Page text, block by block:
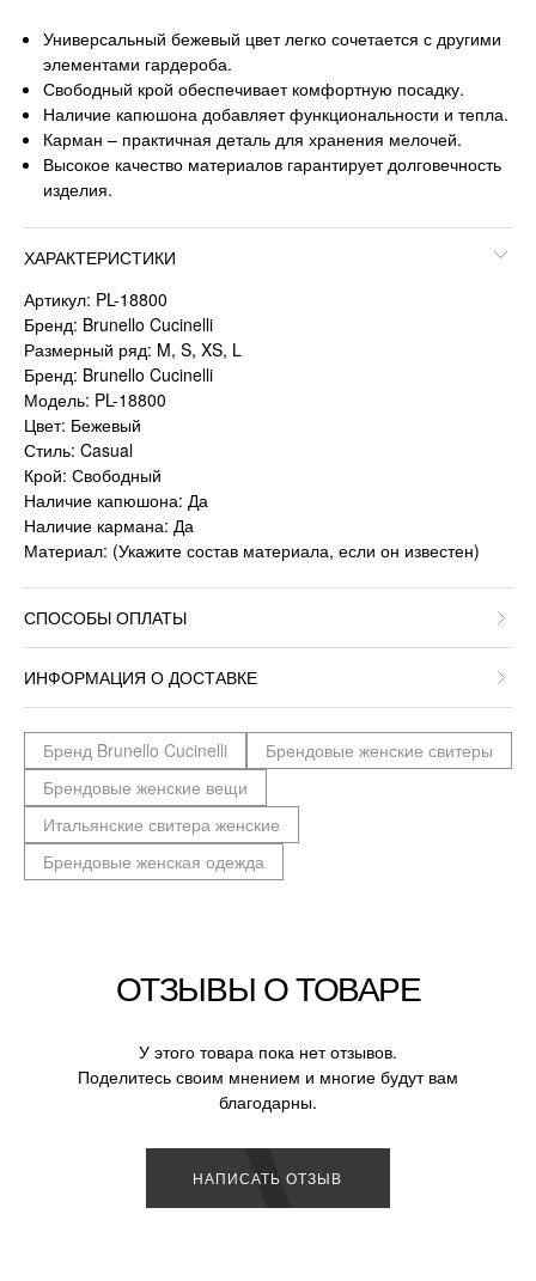
Универсальный бежевый цвет легко сочетается с другими
элементами гардероба.
Свободный крой обеспечивает комфортную посадку.
Наличие капюшона добавляет функциональности и тепла.
Карман – практичная деталь для хранения мелочей.
Высокое качество материалов гарантирует долговечность
изделия.
ХАРАКТЕРИСТИКИ
Артикул: PL-18800
Бренд: Brunello Cucinelli
Размерный ряд: M, S, XS, L
Бренд: Brunello Cucinelli
Модель: PL-18800
Цвет: Бежевый
Стиль: Casual
Крой: Свободный
Наличие капюшона: Да
Наличие кармана: Да
Материал: (Укажите состав материала, если он известен)
СПОСОБЫ ОПЛАТЫ
ИНФОРМАЦИЯ О ДОСТАВКЕ
Бренд Brunello Cucinelli
Брендовые женские свитеры
Брендовые женские вещи
Итальянские свитера женские
Брендовые женская одежда
ОТЗЫВЫ О ТОВАРЕ
У этого товара пока нет отзывов.
Поделитесь своим мнением и многие будут вам
благодарны.
НАПИСАТЬ ОТЗЫВ